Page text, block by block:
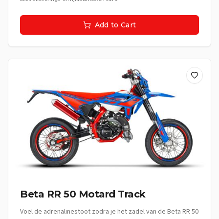
supermoto ben je niet alleen onderweg, je beleeft het leven.
**De Beleving:** Deze supermoto is perfect voor de jonge
bochten op landelijke wegen, de Beta RR 50 Motard Sport
nodigt je uit om de wereld te ontdekken. Het is meer dan
een vervoermiddel; het is een uitdrukking van jouw stijl, jouw
energie en jouw vrijheid. **Technische specificaties:** •
Cilinderinhoud: 50cc • Motor: Hoogwaardige tweetaktmotor •
Koeling: Vloeistofgekoeld • Versnellingsbak:
Handgeschakeld **Uitrusting:** • Sportief supermoto frame •
Race-geïnspireerde remmen • Robuuste vering voor
optimale wegligging • Stijlvolle zwarte afwerking •
Lichtgewicht spaakwielen • Digitale display • Comfortabel
sportzadel
Add to Cart
Beta RR 50 Motard Track
Voel de adrenalinestoot zodra je het zadel van de Beta RR 50